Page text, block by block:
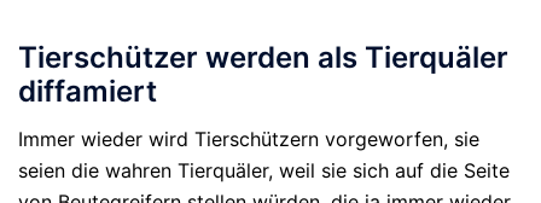
Tierschützer werden als Tierquäler
diffamiert
Immer wieder wird Tierschützern vorgeworfen, sie
seien die wahren Tierquäler, weil sie sich auf die Seite